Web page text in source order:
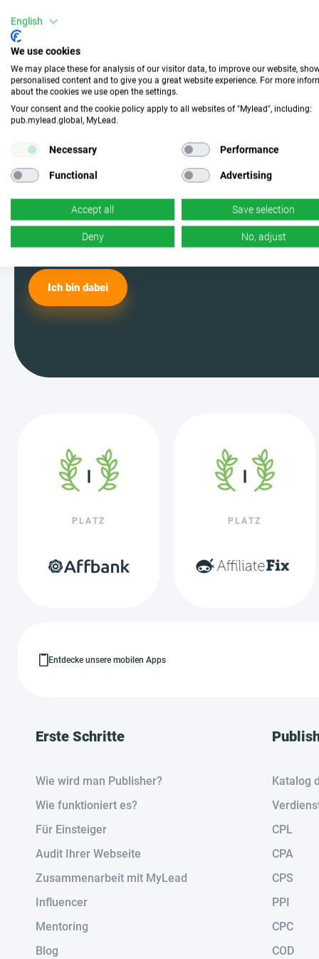
Mach mit und wähle die
perfekte Kampagne
Werde einer der MyLead-Nutzer und
wähle aus den effektivsten
Kampagnen. Ja, du hast richtig
gelesen – wir haben jede Menge
davon.
Ich bin dabei
PLATZ PLATZ
Entdecke unsere mobilen Apps
Erste Schritte
Wie wird man Publisher?
Wie funktioniert es?
Für Einsteiger
Audit Ihrer Webseite
Zusammenarbeit mit MyLead
Influencer
Mentoring
Blog
Katalog
CPL
CPA
CPS
PPI
CPC
COD
English
We use cookies
We may place these for analysis of our visitor data, to improve our website,
personalised content and to give you a great website experience. For more
about the cookies we use open the settings.
Your consent and the cookie policy apply to all websites of "Mylead", including:
pub.mylead.global, MyLead.
Necessary Performance
Functional Advertising
Accept all Save selection
Deny No, adjust